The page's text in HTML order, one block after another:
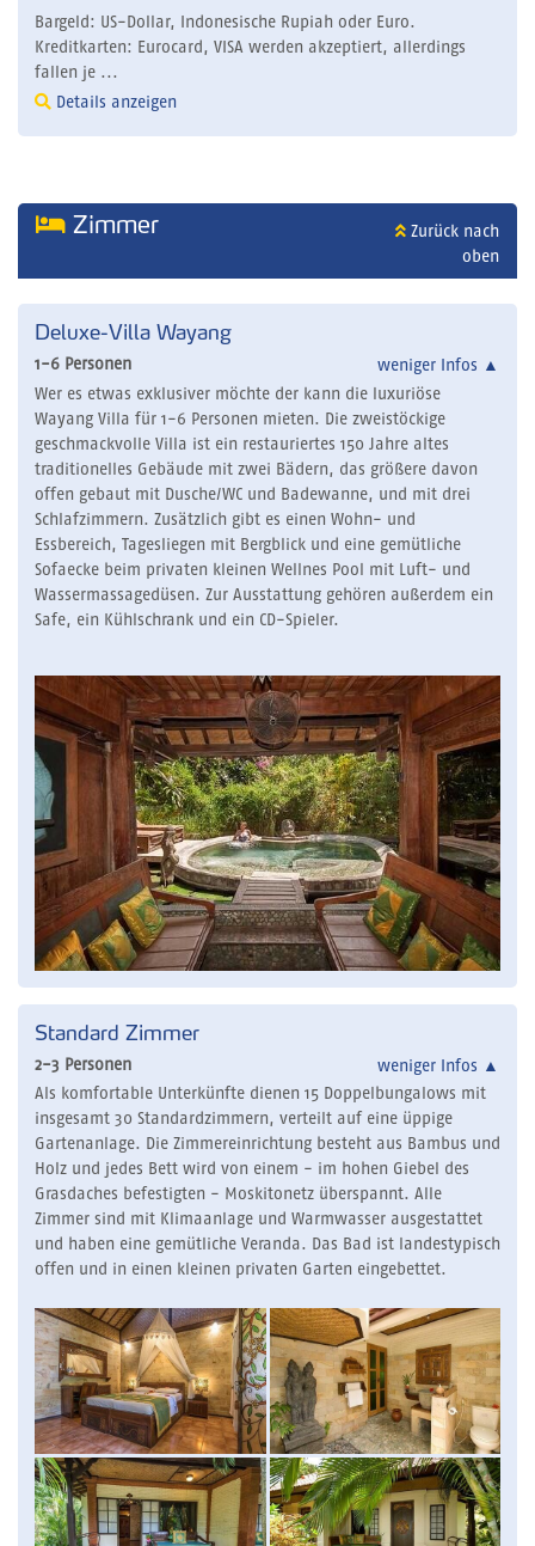
Bargeld: US-Dollar, Indonesische Rupiah oder Euro.
Kreditkarten: Eurocard, VISA werden akzeptiert, allerdings
fallen je ...
Details anzeigen
Zimmer
Zurück nach
oben
Deluxe-Villa Wayang
1-6 Personen weniger Infos ▲
Wer es etwas exklusiver möchte der kann die luxuriöse
Wayang Villa für 1-6 Personen mieten. Die zweistöckige
geschmackvolle Villa ist ein restauriertes 150 Jahre altes
traditionelles Gebäude mit zwei Bädern, das größere davon
offen gebaut mit Dusche/WC und Badewanne, und mit drei
Schlafzimmern. Zusätzlich gibt es einen Wohn- und
Essbereich, Tagesliegen mit Bergblick und eine gemütliche
Sofaecke beim privaten kleinen Wellnes Pool mit Luft- und
Wassermassagedüsen. Zur Ausstattung gehören außerdem ein
Safe, ein Kühlschrank und ein CD-Spieler.
Standard Zimmer
2-3 Personen weniger Infos ▲
Als komfortable Unterkünfte dienen 15 Doppelbungalows mit
insgesamt 30 Standardzimmern, verteilt auf eine üppige
Gartenanlage. Die Zimmereinrichtung besteht aus Bambus und
Holz und jedes Bett wird von einem - im hohen Giebel des
Grasdaches befestigten - Moskitonetz überspannt. Alle
Zimmer sind mit Klimaanlage und Warmwasser ausgestattet
und haben eine gemütliche Veranda. Das Bad ist landestypisch
offen und in einen kleinen privaten Garten eingebettet.